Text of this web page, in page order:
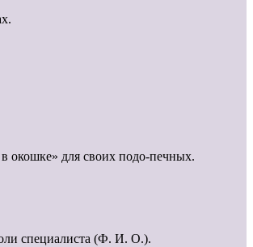
окошке» для своих подо-печных.
специалиста (Ф. И. О.).